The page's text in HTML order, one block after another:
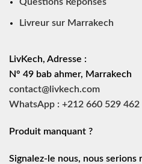
Livreur sur Marrakech
LivKech, Adresse :
N° 49 bab ahmer, Marrakech
contact@livkech.com
WhatsApp : +212 660 529 462
Produit manquant ?
Signalez-le nous, nous serions